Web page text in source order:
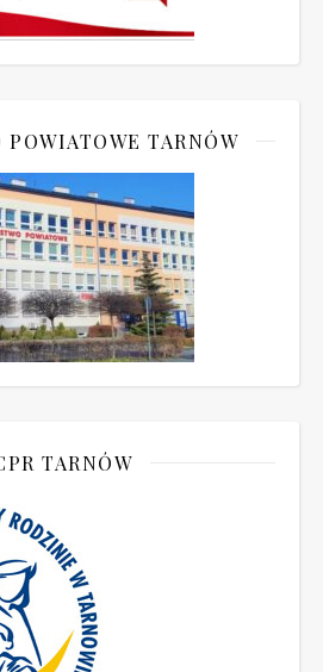
POWIATOWE TARNÓW
TARNÓW